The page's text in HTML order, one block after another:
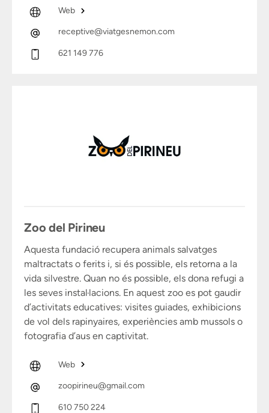
Web
receptive@viatgesnemon.com
621 149 776
Zoo del Pirineu
Aquesta fundació recupera animals salvatges
maltractats o ferits i, si és possible, els retorna a la
vida silvestre. Quan no és possible, els dona refugi a
les seves instal·lacions. En aquest zoo es pot gaudir
d’activitats educatives: visites guiades, exhibicions
de vol dels rapinyaires, experiències amb mussols o
fotografia d’aus en captivitat.
Web
zoopirineu@gmail.com
610 750 224